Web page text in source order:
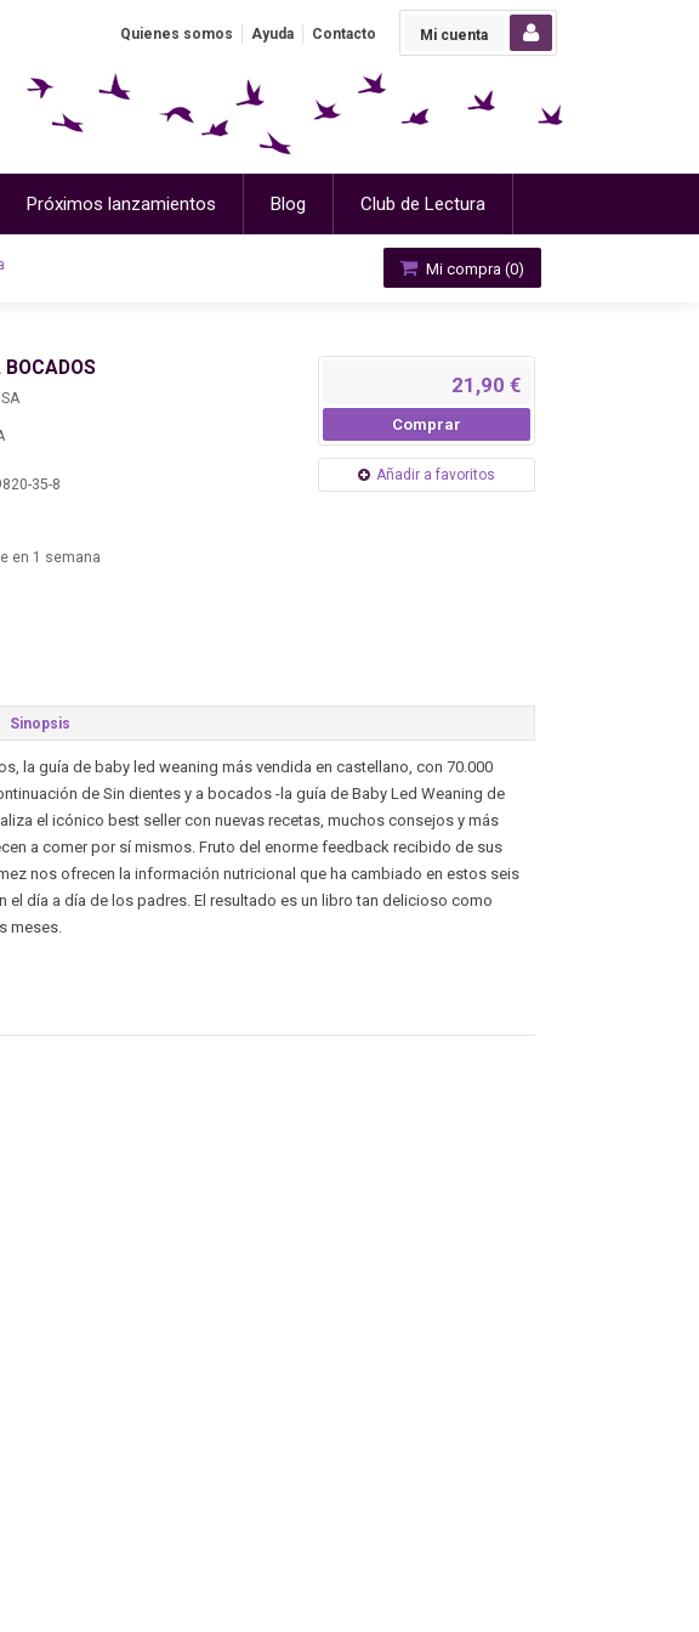
Mi cuenta
Quienes somos Ayuda Contacto
Próximos lanzamientos Blog Club de Lectura
Mi compra (0)
BOCADOS
35-8
en 1 semana
21,90 €
Comprar
Añadir a favoritos
Sinopsis
la guía de baby led weaning más vendida en castellano, con 70.000
de Sin dientes y a bocados -la guía de Baby Led Weaning de
el icónico best seller con nuevas recetas, muchos consejos y más
a comer por sí mismos. Fruto del enorme feedback recibido de sus
nos ofrecen la información nutricional que ha cambiado en estos seis
día a día de los padres. El resultado es un libro tan delicioso como
meses.